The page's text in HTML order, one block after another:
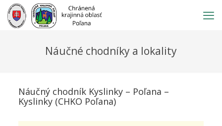
Prejsť
obsah
Náučné chodníky a lokality
Náučný chodník Kyslinky – Poľana –
Kyslinky (CHKO Poľana)